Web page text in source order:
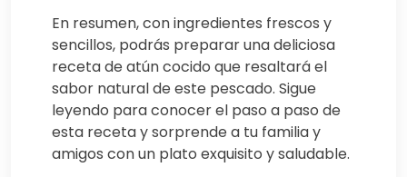
En resumen, con ingredientes frescos y
sencillos, podrás preparar una deliciosa
receta de atún cocido que resaltará el
sabor natural de este pescado. Sigue
leyendo para conocer el paso a paso de
esta receta y sorprende a tu familia y
amigos con un plato exquisito y saludable.